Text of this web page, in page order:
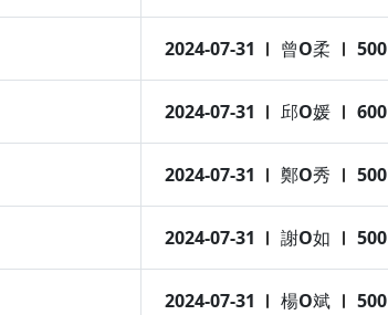
2024-07-31 曾O柔 500
2024-07-31 邱O媛 600
2024-07-31 鄭O秀 500
2024-07-31 謝O如 500
2024-07-31 楊O斌 500